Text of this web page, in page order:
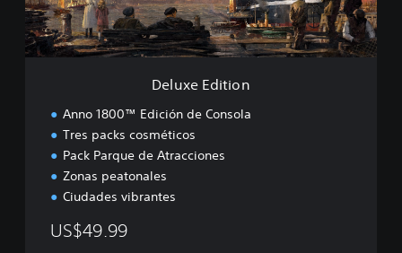
i
t
i
o
Deluxe Edition
Anno 1800™ Edición de Consola
Tres packs cosméticos
Pack Parque de Atracciones
Zonas peatonales
Ciudades vibrantes
US$49.99